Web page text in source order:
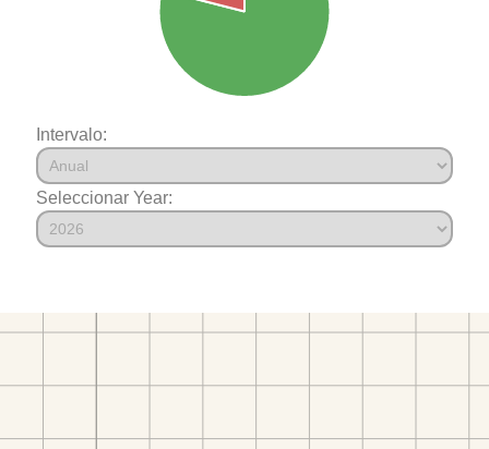
Intervalo:
Seleccionar Year: